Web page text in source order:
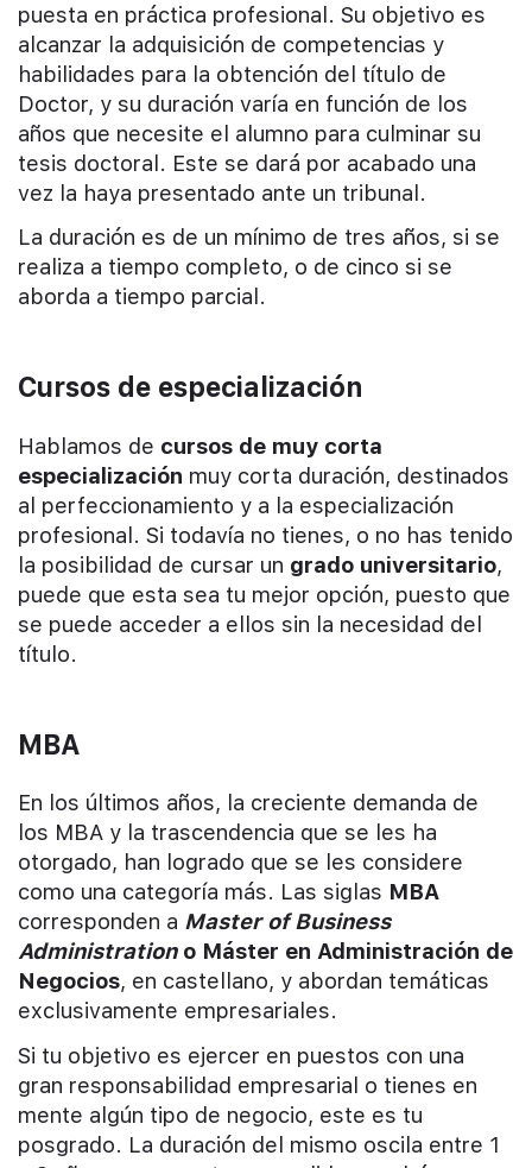
puesta en práctica profesional. Su objetivo es
alcanzar la adquisición de competencias y
habilidades para la obtención del título de
Doctor, y su duración varía en función de los
años que necesite el alumno para culminar su
tesis doctoral. Este se dará por acabado una
vez la haya presentado ante un tribunal.
La duración es de un mínimo de tres años, si se
realiza a tiempo completo, o de cinco si se
aborda a tiempo parcial.
Cursos de especialización
Hablamos de cursos de muy corta
especialización muy corta duración, destinados
al perfeccionamiento y a la especialización
profesional. Si todavía no tienes, o no has tenido
la posibilidad de cursar un grado universitario,
puede que esta sea tu mejor opción, puesto que
se puede acceder a ellos sin la necesidad del
título.
MBA
En los últimos años, la creciente demanda de
los MBA y la trascendencia que se les ha
otorgado, han logrado que se les considere
como una categoría más. Las siglas MBA
corresponden a Master of Business
Administrationo Máster en Administración de
Negocios, en castellano, y abordan temáticas
exclusivamente empresariales.
Si tu objetivo es ejercer en puestos con una
gran responsabilidad empresarial o tienes en
mente algún tipo de negocio, este es tu
posgrado. La duración del mismo oscila entre 1